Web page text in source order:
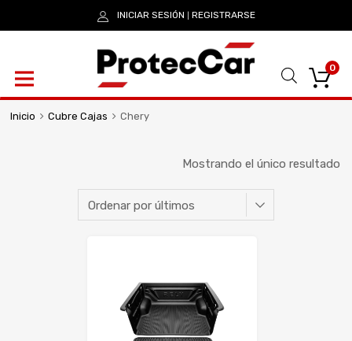
INICIAR SESIÓN REGISTRARSE
0
Inicio Cubre Cajas Chery
Mostrando el único resultado